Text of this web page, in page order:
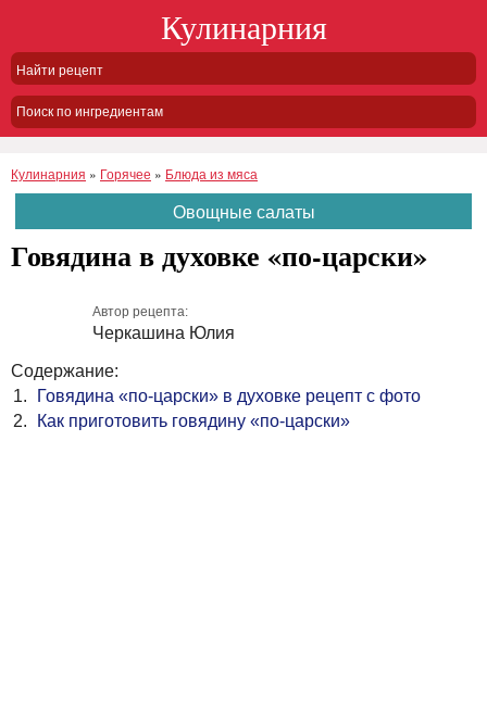
Кулинарния
Поиск по ингредиентам
Кулинарния » Горячее » Блюда из мяса
Овощные салаты
Говядина в духовке «по-царски»
Автор рецепта:
Черкашина Юлия
Содержание:
Говядина «по-царски» в духовке рецепт с фото
Как приготовить говядину «по-царски»